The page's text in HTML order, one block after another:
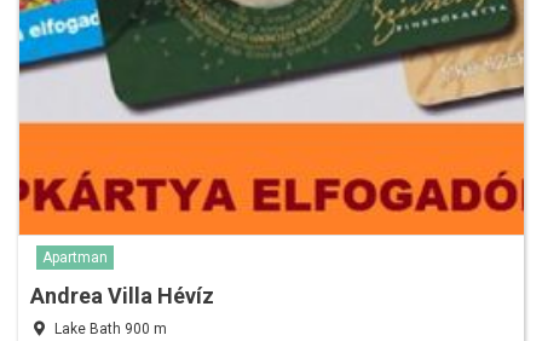
Apartman
Andrea Villa Hévíz
Lake Bath 900 m